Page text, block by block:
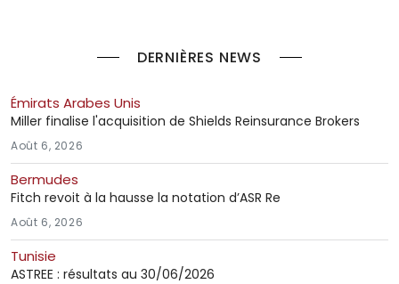
DERNIÈRES NEWS
Émirats Arabes Unis
Miller finalise l'acquisition de Shields Reinsurance Brokers
Août 6, 2026
Bermudes
Fitch revoit à la hausse la notation d’ASR Re
Août 6, 2026
Tunisie
ASTREE : résultats au 30/06/2026